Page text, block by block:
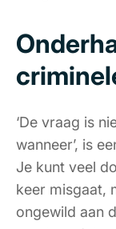
‘De vraag is
wanneer’, is
Je kunt veel
keer misgaat,
ongewild aan